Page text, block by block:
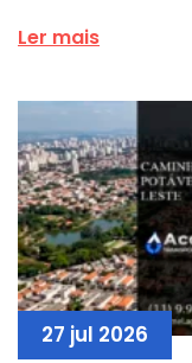
Ler mais
27 jul 2026